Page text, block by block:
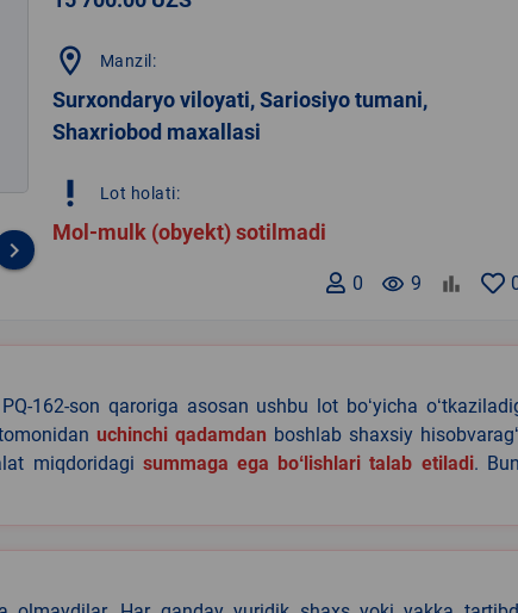
keyboard_arrow_right
location_on Manzil:
Surxondaryo viloyati, Sariosiyo tumani,
Shaxriobod maxallasi
priority_high Lot holati:
Mol-mulk (obyekt) sotilmadi
remove_red_eye 9
0
162-son qaroriga asosan ushbu lot boʻyicha
uchinchi qadamdan boshlab shaxsiy
miqdoridagi summaga ega boʻlishlari talab etiladi.